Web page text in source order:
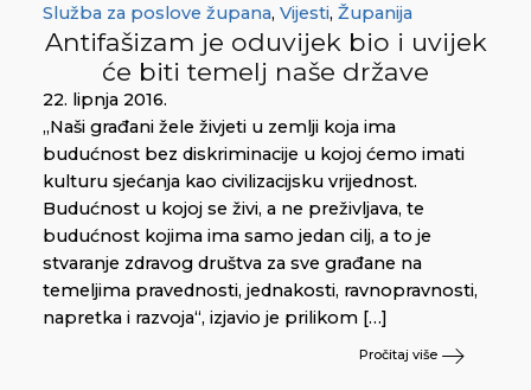
Služba za poslove župana, Vijesti, Županija
Antifašizam je oduvijek bio i uvijek
će biti temelj naše države
22. lipnja 2016.
„Naši građani žele živjeti u zemlji koja ima
budućnost bez diskriminacije u kojoj ćemo imati
kulturu sjećanja kao civilizacijsku vrijednost.
Budućnost u kojoj se živi, a ne preživljava, te
budućnost kojima ima samo jedan cilj, a to je
stvaranje zdravog društva za sve građane na
temeljima pravednosti, jednakosti, ravnopravnosti,
napretka i razvoja“, izjavio je prilikom […]
Pročitaj više